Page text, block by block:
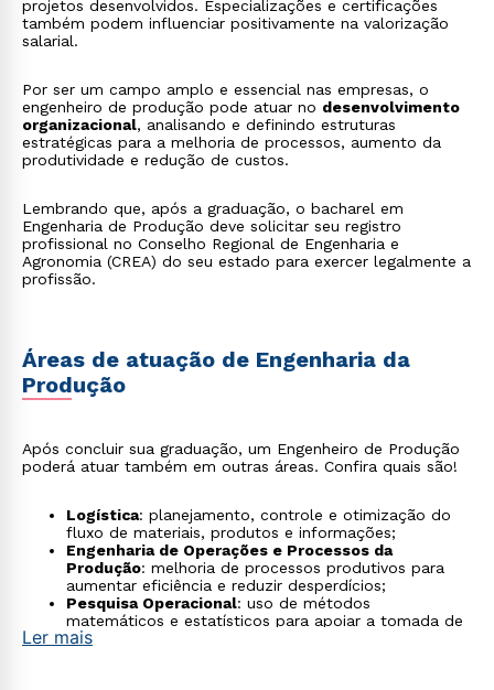
projetos desenvolvidos. Especializações e certificações
também podem influenciar positivamente na valorização
salarial.
Por ser um campo amplo e essencial nas empresas, o
engenheiro de produção pode atuar no desenvolvimento
organizacional, analisando e definindo estruturas
estratégicas para a melhoria de processos, aumento da
produtividade e redução de custos.
Lembrando que, após a graduação, o bacharel em
Engenharia de Produção deve solicitar seu registro
profissional no Conselho Regional de Engenharia e
Agronomia (CREA) do seu estado para exercer legalmente a
profissão.
Áreas de atuação de Engenharia da
Produção
Após concluir sua graduação, um Engenheiro de Produção
poderá atuar também em outras áreas. Confira quais são!
Logística: planejamento, controle e otimização do
fluxo de materiais, produtos e informações;
Engenharia de Operações e Processos da
Produção: melhoria de processos produtivos para
aumentar eficiência e reduzir desperdícios;
Pesquisa Operacional: uso de métodos
matemáticos e estatísticos para apoiar a tomada de
decisões;
Ler mais